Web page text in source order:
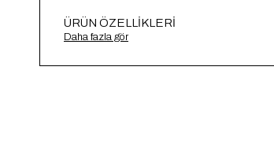
ÜRÜN ÖZELLIKLERI
Tek Cepli Salaş Triko Kazak A91908-S
Daha fazla gör